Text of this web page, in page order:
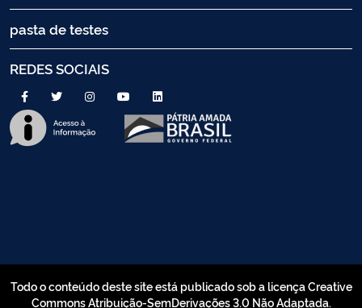
pasta de testes
REDES SOCIAIS
Todo o conteúdo deste site está publicado sob a licença Creative
Commons Atribuição-SemDerivações 3.0 Não Adaptada.